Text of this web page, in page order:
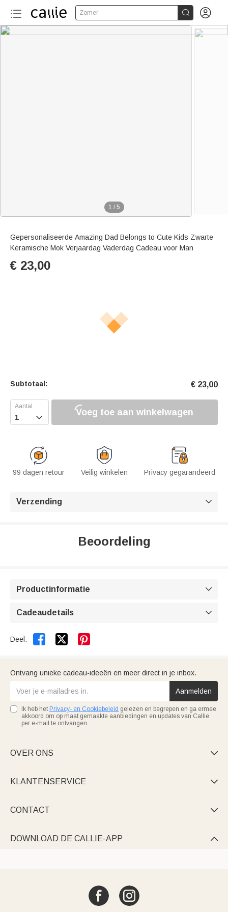
Zomer  
1 / 5
Gepersonaliseerde Amazing Dad Belongs to Cute Kids Zwarte
Keramische Mok Verjaardag Vaderdag Cadeau voor Man
€ 23,00
Subtotaal: € 23,00
 Voeg toe aan winkelwagen
99 dagen retour Veilig winkelen Privacy gegarandeerd
Verzending 
Beoordeling
Productinformatie 
Cadeaudetails 
Deel:  
Ontvang unieke cadeau-ideeën en meer direct in je inbox.
Aanmelden
Ik heb het Privacy- en Cookiebeleid gelezen en begrepen en ga ermee
akkoord om op maat gemaakte aanbiedingen en updates van Callie
per e-mail te ontvangen.
OVER ONS 
KLANTENSERVICE 
CONTACT 
DOWNLOAD DE CALLIE-APP 